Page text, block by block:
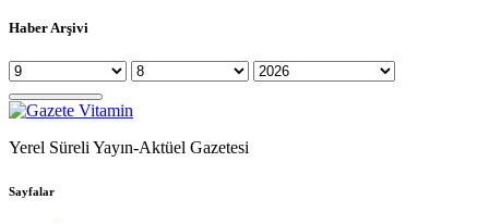
Haber Arşivi
Yerel Süreli Yayın-Aktüel Gazetesi
Sayfalar